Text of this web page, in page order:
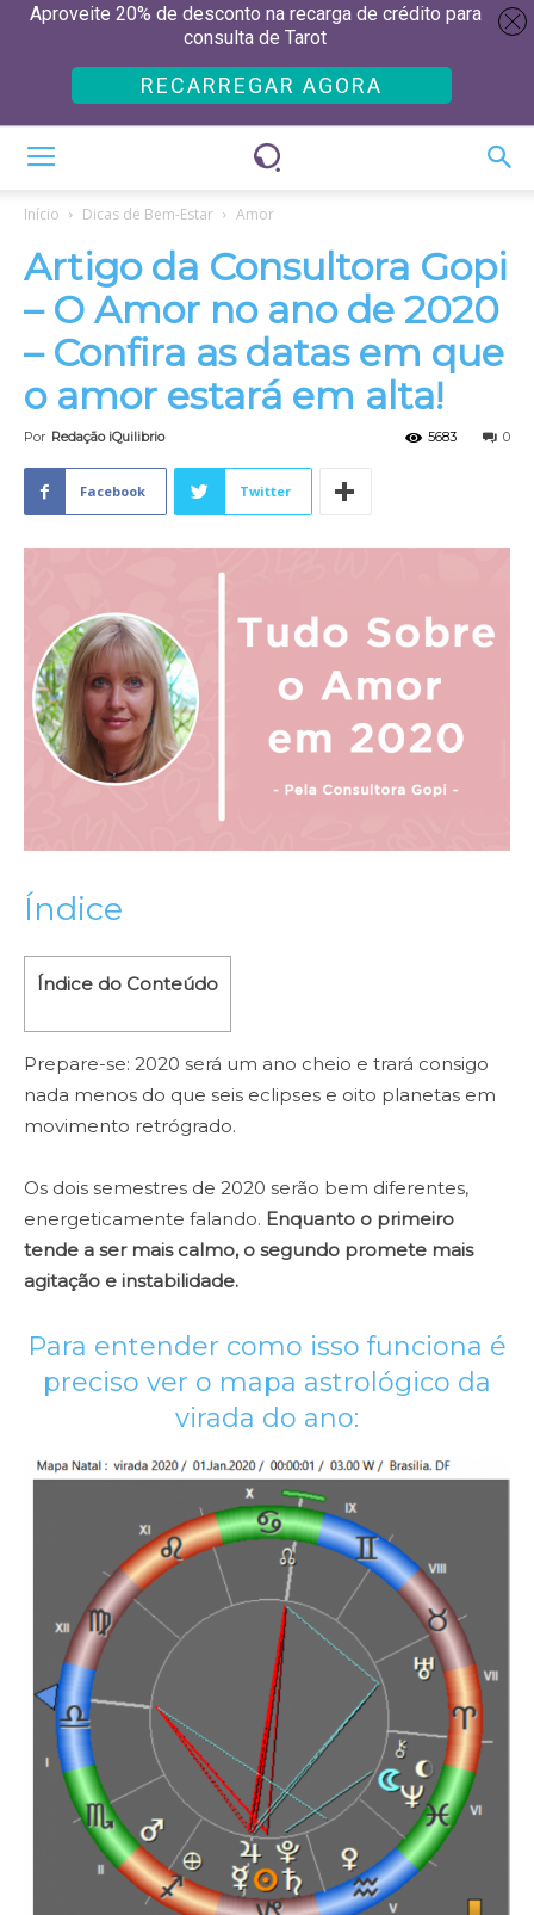
Início Dicas de Bem-Estar Amor
Artigo da Consultora Gopi
– O Amor no ano de 2020
– Confira as datas em que
o amor estará em alta!
Por Redação iQuilibrio 0
5683
Facebook Twitter
Índice
Índice do Conteúdo
Prepare-se: 2020 será um ano cheio e trará consigo
nada menos do que seis eclipses e oito planetas em
movimento retrógrado.
Os dois semestres de 2020 serão bem diferentes,
energeticamente falando. Enquanto o primeiro
tende a ser mais calmo, o segundo promete mais
agitação e instabilidade.
Para entender como isso funciona é
preciso ver o mapa astrológico da
virada do ano:
Aproveite 20% de desconto na recarga de crédito para
consulta de Tarot
RECARREGAR AGORA